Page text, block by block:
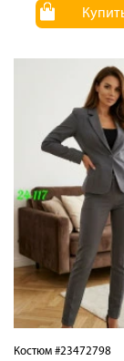
Костюм #23472798